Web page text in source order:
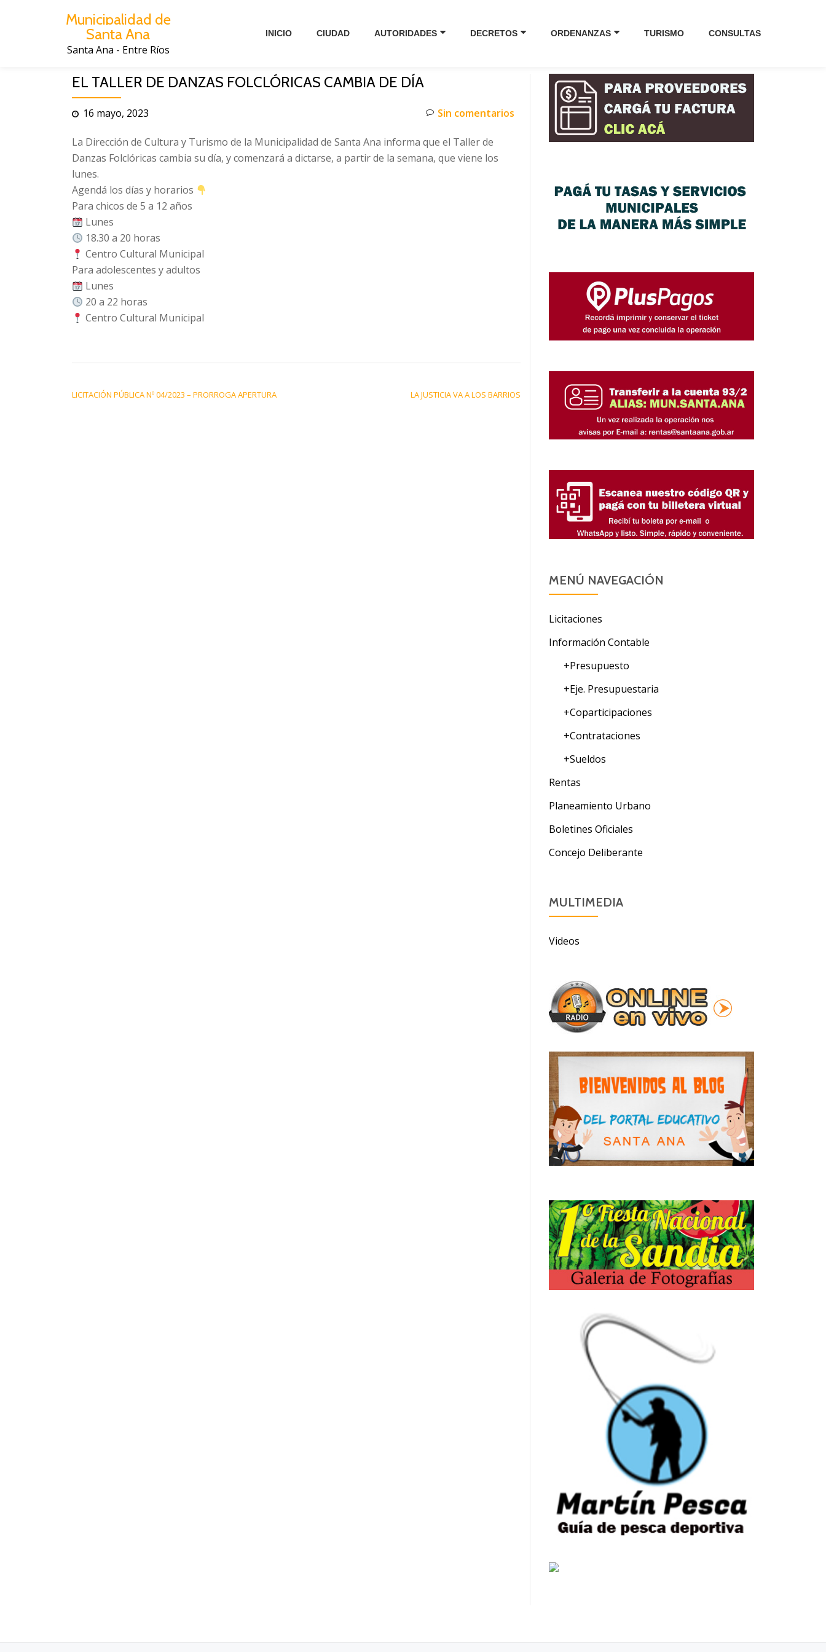
Municipalidad de
Santa Ana
Santa Ana - Entre Ríos
INICIO CIUDAD AUTORIDADES DECRETOS ORDENANZAS TURISMO CONSULTAS
EL TALLER DE DANZAS FOLCLÓRICAS CAMBIA DE DÍA
16 mayo, 2023 Sin comentarios
La Dirección de Cultura y Turismo de la Municipalidad de Santa Ana informa que el Taller de
Danzas Folclóricas cambia su día, y comenzará a dictarse, a partir de la semana, que viene los
lunes.
Agendá los días y horarios
Para chicos de 5 a 12 años
Lunes
18.30 a 20 horas
Centro Cultural Municipal
Para adolescentes y adultos
Lunes
20 a 22 horas
Centro Cultural Municipal
LICITACIÓN PÚBLICA Nº 04/2023 – PRORROGA APERTURA LA JUSTICIA VA A LOS BARRIOS
MENÚ NAVEGACIÓN
Licitaciones
Información Contable
+Presupuesto
+Eje. Presupuestaria
+Coparticipaciones
+Contrataciones
+Sueldos
Rentas
Planeamiento Urbano
Boletines Oficiales
Concejo Deliberante
MULTIMEDIA
Videos